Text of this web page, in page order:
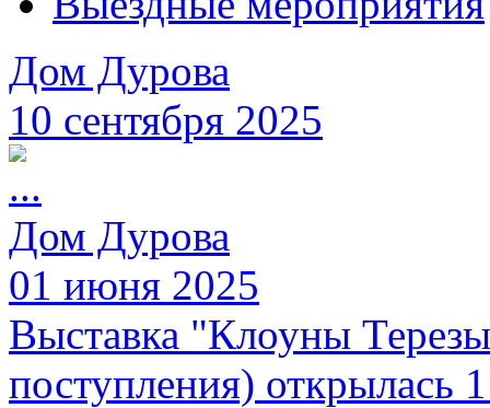
Дом Дурова
10 сентября 2025
Дом Дурова
01 июня 2025
Выставка "Клоуны
поступления) открылась